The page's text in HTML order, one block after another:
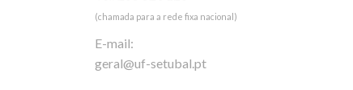
(chamada para a rede fixa nacional)
E-mail:
geral@uf-setubal.pt